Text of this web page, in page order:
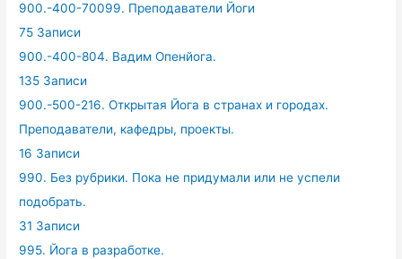
900.-400-70099. Преподаватели Йоги
75 Записи
900.-400-804. Вадим Опенйога.
135 Записи
900.-500-216. Открытая Йога в странах и городах.
Преподаватели, кафедры, проекты.
16 Записи
990. Без рубрики. Пока не придумали или не успели
подобрать.
31 Записи
995. Йога в разработке.